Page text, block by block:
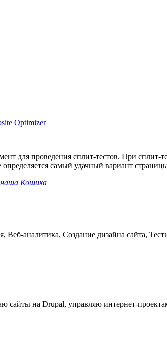
Optimizer
для проведения сплит-тестов. При сплит-
определяется самый удачный вариант
Кошика
Веб-аналитика, Создание дизайна сайта,
сайты на Drupal, управляю интернет-